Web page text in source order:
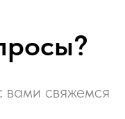
вами свяжемся